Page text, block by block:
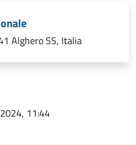
Alghero SS, Italia
11:44